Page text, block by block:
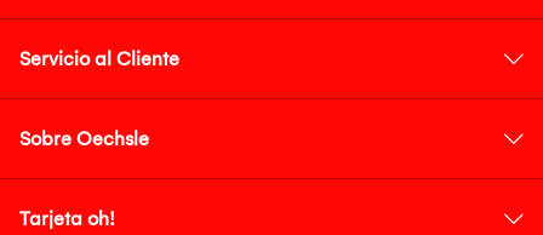
Servicio al Cliente
Sobre Oechsle
Tarjeta oh!